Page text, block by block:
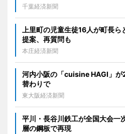
千葉経済新聞
上里町の児童生徒16人が町長
提案、再質問も
本庄経済新聞
河内小阪の「cuisine HAGI」
替わりで
東大阪経済新聞
平川・長谷川鉄工が全国大会
層の鋼板で再現